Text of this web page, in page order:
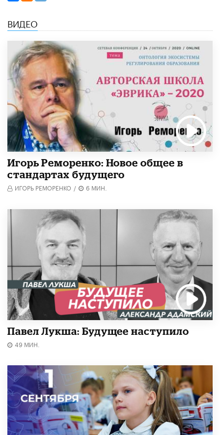
ВИДЕО
Игорь Реморенко: Новое общее в
стандартах будущего
ИГОРЬ РЕМОРЕНКО / 6 МИН.
Павел Лукша: Будущее наступило
49 МИН.